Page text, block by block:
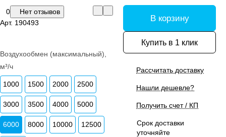
0
Нет отзывов
Арт. 190493
Воздухообмен (максимальный),
м³/ч
1000 1500 2000 2500
3000 3500 4000 5000
6000 8000 10000 12500
В корзину
Купить в 1 клик
Рассчитать доставку
Нашли дешевле?
Получить счет / КП
Срок доставки
уточняйте